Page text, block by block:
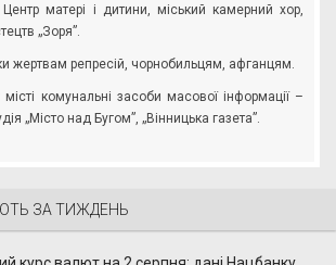
матері і дитини, міський камерний хор,
„Зоря”.
жертвам репресій, чорнобильцям, афганцям.
комунальні засоби масової інформації –
„Місто над Бугом”, „Вінницька газета”.
ЗА ТИЖДЕНЬ